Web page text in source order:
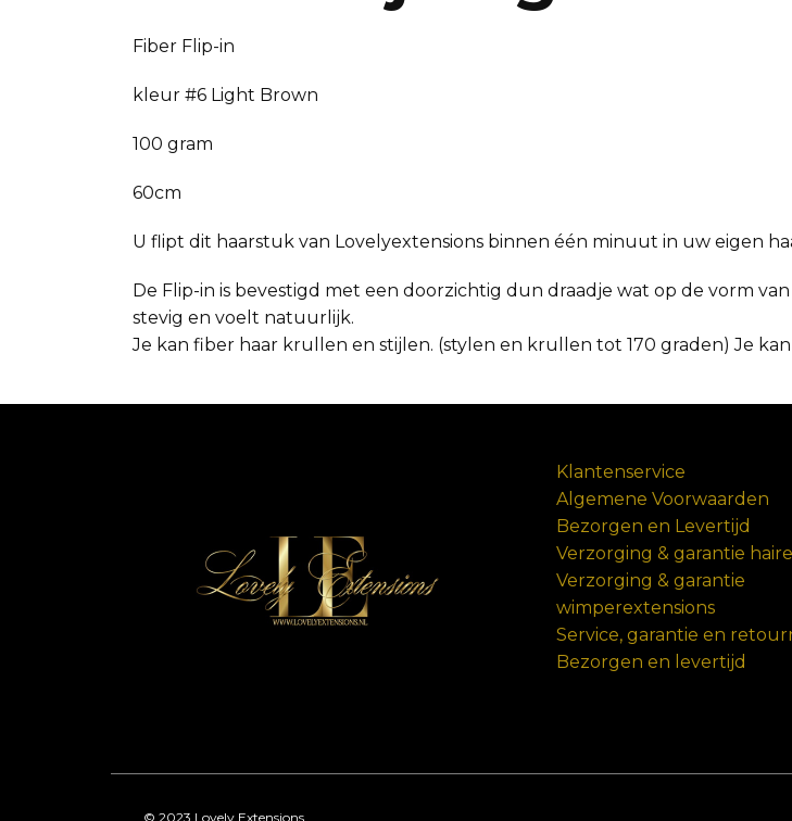
Fiber Flip-in
kleur #6 Light Brown
100 gram
60cm
U flipt dit haarstuk van Lovelyextensions binnen één minuut in uw eigen
De Flip-in is bevestigd met een doorzichtig dun draadje wat op de vorm
stevig en voelt natuurlijk.
Je kan fiber haar krullen en stijlen. (stylen en krullen tot 170 graden) Je
Klantenservice
Algemene Voorwaarden
Bezorgen en Levertijd
Verzorging & garantie
Verzorging & garantie
wimperextensions
Service, garantie en
Bezorgen en levertijd
© 2023 Lovely Extensions